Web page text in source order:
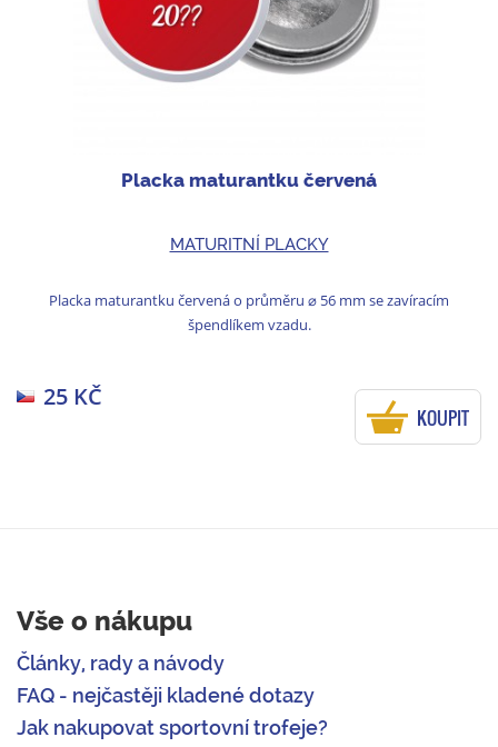
Placka maturantku červená
MATURITNÍ PLACKY
Placka maturantku červená o průměru ⌀ 56 mm se zavíracím
špendlíkem vzadu.
25 KČ
KOUPIT
Vše o nákupu
Články, rady a návody
FAQ - nejčastěji kladené dotazy
Jak nakupovat sportovní trofeje?